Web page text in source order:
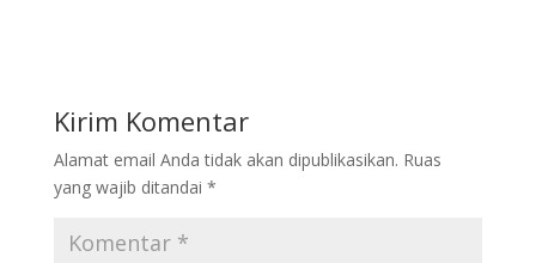
Kirim Komentar
Alamat email Anda tidak akan dipublikasikan. Ruas
yang wajib ditandai *